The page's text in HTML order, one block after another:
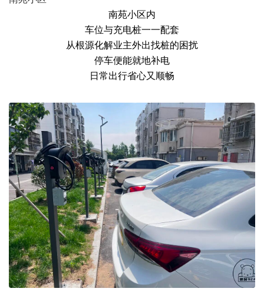
南苑小区内
车位与充电桩一一配套
从根源化解业主外出找桩的困扰
停车便能就地补电
日常出行省心又顺畅